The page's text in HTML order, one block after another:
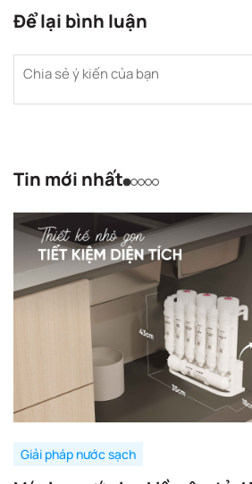
Để lại bình luận
Tin mới nhất
Giải pháp nước sạch